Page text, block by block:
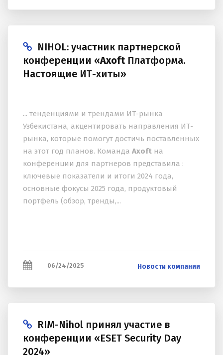
NIHOL: участник партнерской
конференции «AxoftПлатформа.
Настоящие ИТ-хиты»
... тенденциями и трендами ИТ-рынка
Узбекистана, акцентировать направления ИТ-
рынка, которые помогут достичь поставленных
на этот год планов. Команда Axoft на
конференции для партнеров представила :
ключевые показатели и итоги 2024 года,
основные фокусы 2025 года, продуктовый
портфель (обзор, тренды,...
06/24/2025 Новости компании
RIM-Nihol принял участие в
конференции «ESET Security Day
2024»